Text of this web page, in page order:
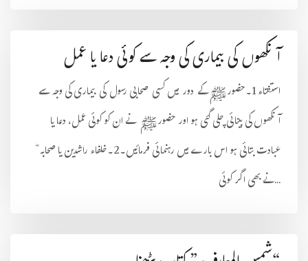
آنکھوں کی بیماری کی وجہ سے کوئی دعا یا عمل
استفتاء 1۔حضورﷺکے دور میں کسی صحابی رسول کی بیماری کی وجہ سے
آنکھوں کی بینائی چلی گئی ہو اور حضورﷺ نے ان کو کوئی عمل، دعا یا
عبادت بتائی ہو اس بارے میں رہنمائی فرمائیں۔2۔خلفاء راشدین یا صحابہ ؓ
نے بھی اگر کوئی ...